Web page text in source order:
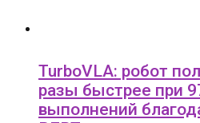
TurboVLA: робот
разы быстрее при
выполнений